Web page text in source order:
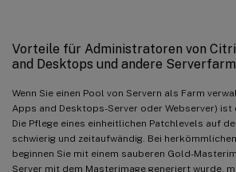
Vorteile für Administratoren von
and Desktops und andere
Wenn Sie einen Pool von Servern als Farm
Apps and Desktops-Server oder Webserver) ist
Die Pflege eines einheitlichen Patchlevels auf
schwierig und zeitaufwändig. Bei
beginnen Sie mit einem sauberen Gold-
Server mit dem Masterimage generiert wurde,